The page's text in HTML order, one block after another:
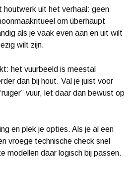
houtwerk uit het verhaal: geen
om überhaupt
als je vaak even aan en uit wilt
wilt zijn.
het vuurbeeld is meestal
dan bij hout. Val je juist voor
vuur, let daar dan bewust op
en plek je opties. Als je al een
vroege technische check snel
modellen daar logisch bij passen.